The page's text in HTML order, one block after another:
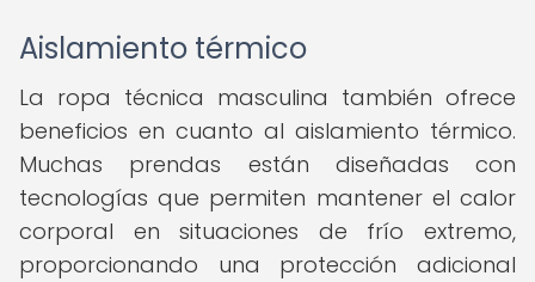
Aislamiento térmico
La ropa técnica masculina también ofrece
beneficios en cuanto al aislamiento térmico.
Muchas prendas están diseñadas con
tecnologías que permiten mantener el calor
corporal en situaciones de frío extremo,
proporcionando una protección adicional